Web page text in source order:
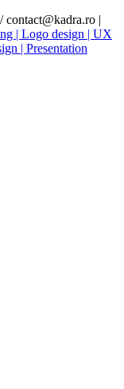
|
| Logo design | UX
| Presentation